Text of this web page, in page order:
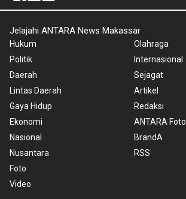
Jelajahi ANTARA News Makassar
Hukum
Politik
Daerah
Lintas Daerah
Gaya Hidup
Ekonomi
Nasional
Nusantara
Foto
Video
Olahraga
Internasional
Sejagat
Artikel
Redaksi
ANTARA Foto
BrandA
RSS